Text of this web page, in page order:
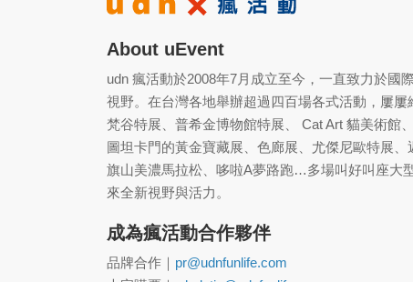
About uEvent
udn 瘋活動於2008年7月成立至今，一直致力於國
視野。在台灣各地舉辦超過四百場各式活動，屢
梵谷特展、普希金博物館特展、 Cat Art 貓美術館
圖坦卡門的黃金寶藏展、色廊展、尤傑尼歐特展
旗山美濃馬拉松、哆啦A夢路跑…多場叫好叫座大
來全新視野與活力。
成為瘋活動合作夥伴
品牌合作｜ pr@udnfunlife.com